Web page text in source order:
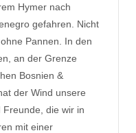
Hymer nach
gefahren. Nicht
Pannen. In den
an der Grenze
Bosnien &
der Wind unsere
Freunde, die wir in
mit einer